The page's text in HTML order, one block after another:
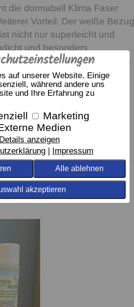
auf unserer Website. Einige
während andere uns
und Ihre Erfahrung zu
Marketing
Medien
Details anzeigen
Impressum
Alle ablehnen
akzeptieren
die dormabell Klima Faser
Vorteil: Der weiße Bezug
nicht nur superleicht und
und besonders
Allergiker bestens geeignet.